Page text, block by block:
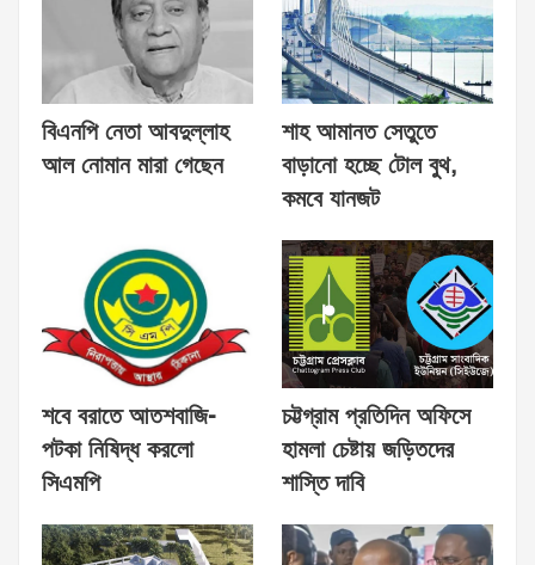
বিএনপি নেতা আবদুল্লাহ
আল নোমান মারা গেছেন
শাহ আমানত সেতুতে
বাড়ানো হচ্ছে টোল বুথ,
কমবে যানজট
শবে বরাতে আতশবাজি-
পটকা নিষিদ্ধ করলো
সিএমপি
চট্টগ্রাম প্রতিদিন অফিসে
হামলা চেষ্টায় জড়িতদের
শাস্তি দাবি